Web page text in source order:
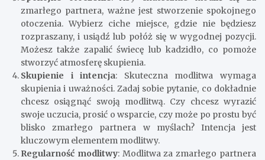
zmarłego partnera, ważne jest stworzenie spokojnego
otoczenia. Wybierz ciche miejsce, gdzie nie będziesz
rozpraszany, i usiądź lub połóż się w wygodnej pozycji.
Możesz także zapalić świecę lub kadzidło, co pomoże
stworzyć atmosferę skupienia.
Skupienie i intencja: Skuteczna modlitwa wymaga
skupienia i uważności. Zadaj sobie pytanie, co dokładnie
chcesz osiągnąć swoją modlitwą. Czy chcesz wyrazić
swoje uczucia, prosić o wsparcie, czy może po prostu być
blisko zmarłego partnera w myślach? Intencja jest
kluczowym elementem modlitwy.
Regularność modlitwy: Modlitwa za zmarłego partnera